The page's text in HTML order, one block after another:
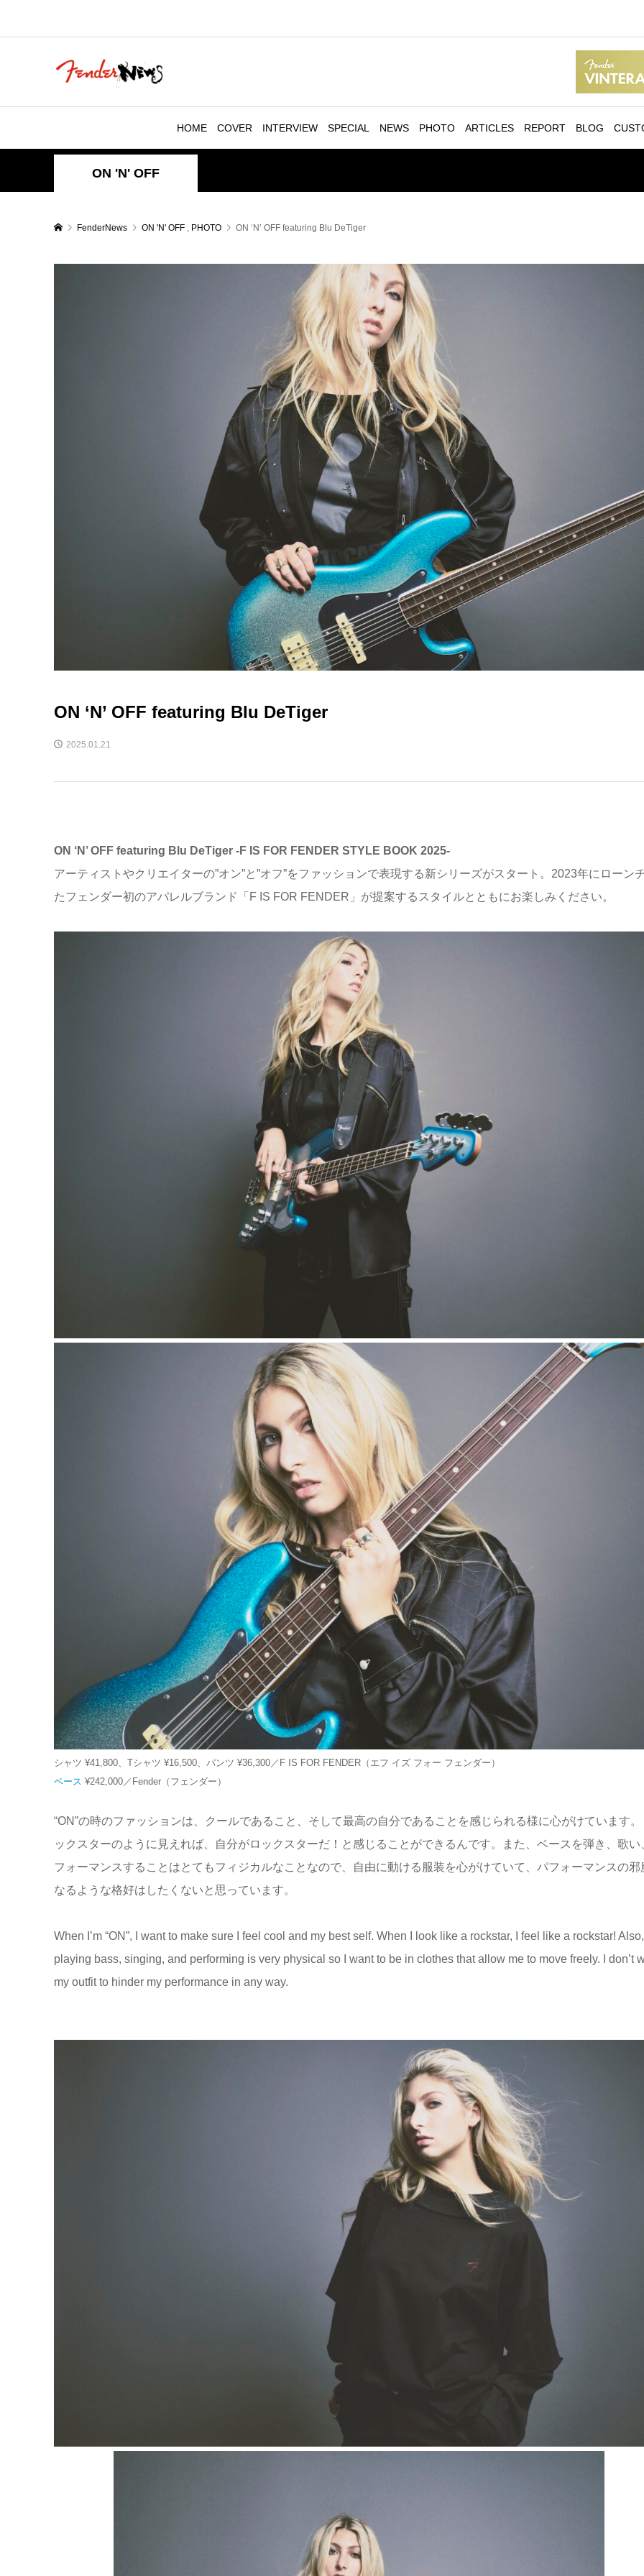
HOME COVER INTERVIEW SPECIAL NEWS PHOTO ARTICLES REPORT BLOG
ON 'N' OFF
FenderNews ON 'N' OFF , PHOTO ON ‘N’ OFF featuring Blu DeTiger
ON ‘N’ OFF featuring Blu DeTiger
2025.01.21
ON ‘N’ OFF featuring Blu DeTiger -F IS FOR FENDER STYLE BOOK 2025-
アーティストやクリエイターの”オン”と”オフ”をファッションで表現する新シリーズがスタート。2023年にローン
たフェンダー初のアパレルブランド「F IS FOR FENDER」が提案するスタイルとともにお楽しみください。
シャツ ¥41,800、Tシャツ ¥16,500、パンツ ¥36,300／F IS FOR FENDER（エフ イズ フォー フェンダー）
ベース ¥242,000／Fender（フェンダー）
“ON”の時のファッションは、クールであること、そして最高の自分であることを感じられる様に心がけています。
ックスターのように見えれば、自分がロックスターだ！と感じることができるんです。また、ベースを弾き、歌い
フォーマンスすることはとてもフィジカルなことなので、自由に動ける服装を心がけていて、パフォーマンスの邪
なるような格好はしたくないと思っています。
When I’m “ON”, I want to make sure I feel cool and my best self. When I look like a rockstar, I feel like a rockstar! Also,
playing bass, singing, and performing is very physical so I want to be in clothes that allow me to move freely. I don’t
my outfit to hinder my performance in any way.